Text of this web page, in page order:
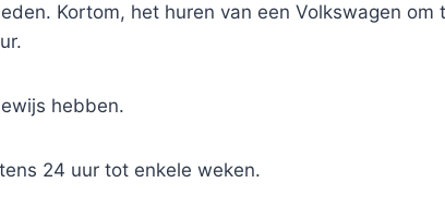
Kortom, het huren van een Volkswagen
hebben.
24 uur tot enkele weken.